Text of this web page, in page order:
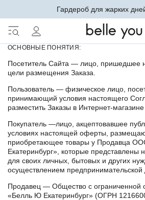
Гардероб для жарких
ПУБЛИЧНАЯ ОФЕРТА
«BELLE YOU»
ОСНОВНЫЕ ПОНЯТИЯ:
Посетитель Сайта — лицо, пришедшее
цели размещения Заказа.
Пользователь — физическое лицо,
принимающий условия настоящего
разместить Заказы в Интернет-
Покупатель —лицо, акцептовавшее
условиях настоящей оферты,
приобретающее товары у Продавца
Екатеринбург», которые представлены
для своих личных, бытовых и других
осуществлением предпринимательской
Продавец — Общество с ограниченной
«Белль Ю Екатеринбург» (ОГРН